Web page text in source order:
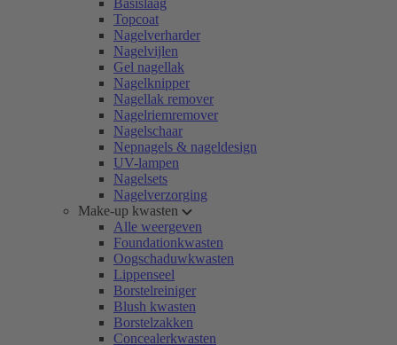
Basislaag
Topcoat
Nagelverharder
Nagelvijlen
Gel nagellak
Nagelknipper
Nagellak remover
Nagelriemremover
Nagelschaar
Nepnagels & nageldesign
UV-lampen
Nagelsets
Nagelverzorging
Make-up kwasten
Alle weergeven
Foundationkwasten
Oogschaduwkwasten
Lippenseel
Borstelreiniger
Blush kwasten
Borstelzakken
Concealerkwasten